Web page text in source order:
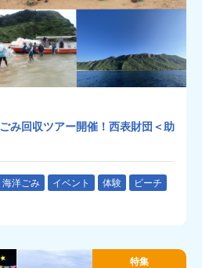
み回収ツアー開催！西表財団＜助
海洋ごみ イベント 体験
ビーチ
特集